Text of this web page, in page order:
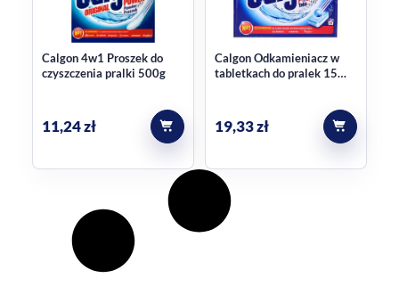
Calgon 4w1 Proszek do
czyszczenia pralki 500g
11,24zł
Calgon Odkamieniacz w
tabletkach do pralek 15
19,33zł